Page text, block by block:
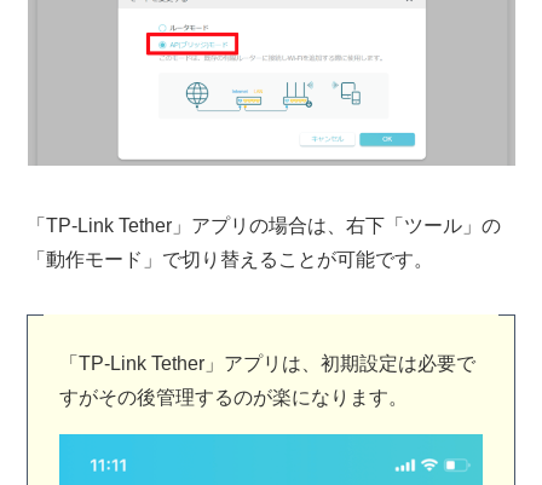
「TP-Link Tether」アプリの場合は、右下「ツール」の
「動作モード」で切り替えることが可能です。
「TP-Link Tether」アプリは、初期設定は必要で
すがその後管理するのが楽になります。